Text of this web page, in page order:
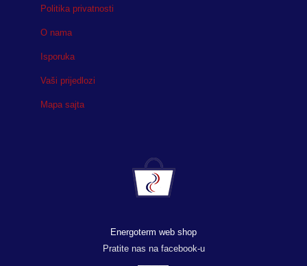
Politika privatnosti
O nama
Isporuka
Vaši prijedlozi
Mapa sajta
Energoterm web shop
Pratite nas na facebook-u